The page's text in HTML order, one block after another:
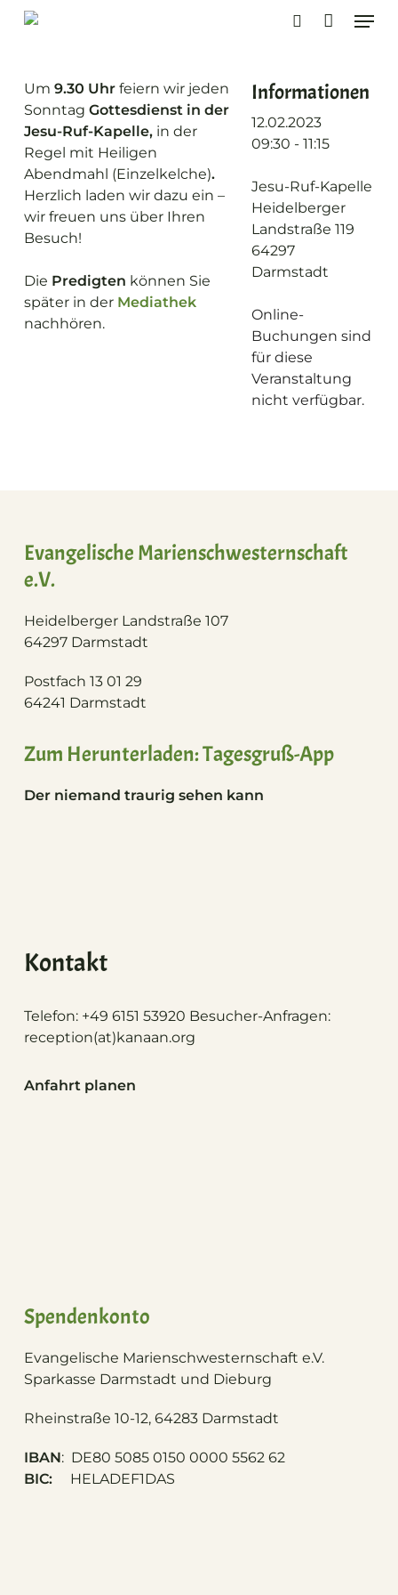
Skip
Um 9.30 Uhrfeiern wir jeden
Sonntag Gottesdienst in der
Jesu-Ruf-Kapelle, in der
Regel mit Heiligen
Abendmahl (Einzelkelche).
Herzlich laden wir dazu ein –
wir freuen uns über Ihren
Besuch!
Die Predigten können Sie
später in der Mediathek
nachhören.
Informationen
12.02.2023
09:30 - 11:15
Jesu-Ruf-Kapelle
Heidelberger
Landstraße 119
64297
Darmstadt
Online-
Buchungen sind
für diese
Veranstaltung
nicht verfügbar.
Evangelische Marienschwesternschaft
e.V.
Heidelberger Landstraße 107
64297 Darmstadt
Postfach 13 01 29
64241 Darmstadt
Zum Herunterladen: Tagesgruß-App
Der niemand traurig sehen kann
Kontakt
Telefon: +49 6151 53920 Besucher-Anfragen:
reception(at)kanaan.org
Anfahrt planen
Spendenkonto
Evangelische Marienschwesternschaft e.V.
Sparkasse Darmstadt und Dieburg
Rheinstraße 10-12, 64283 Darmstadt
IBAN: DE80 5085 0150 0000 5562 62
BIC:HELADEF1DAS